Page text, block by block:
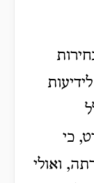
כי
ואולי